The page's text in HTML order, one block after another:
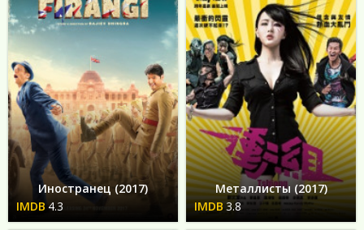
Иностранец (2017)
4.3
Металлисты (2017)
3.8